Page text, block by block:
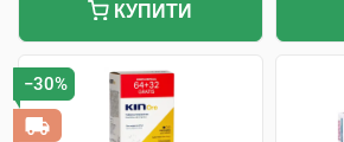
КУПИТИ
−30%